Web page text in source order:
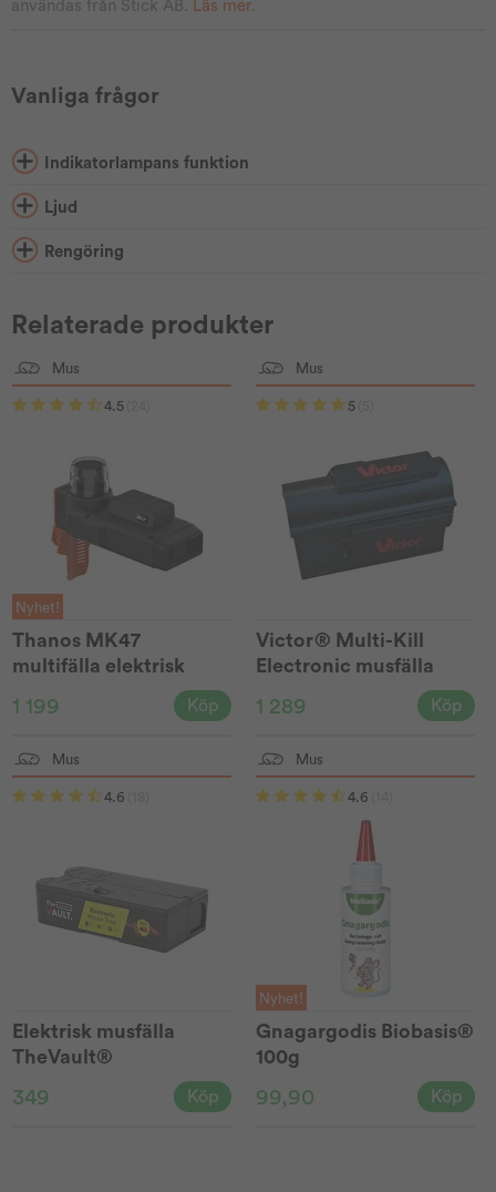
användas från Stick AB. Läs mer
Vanliga frågor
Indikatorlampans funktion
Ljud
Rengöring
Relaterade produkter
Mus
4.5
Nyhet!
Thanos MK47
multifälla elektrisk
1 199 Köp
Mus
5
Victor® Multi-Kill
Electronic musfälla
1 289 Köp
Mus
4.6
Elektrisk musfälla
TheVault®
349 Köp
Mus
4.6
Nyhet!
Gnagargodis Biobasis®
100g
99,90 Köp